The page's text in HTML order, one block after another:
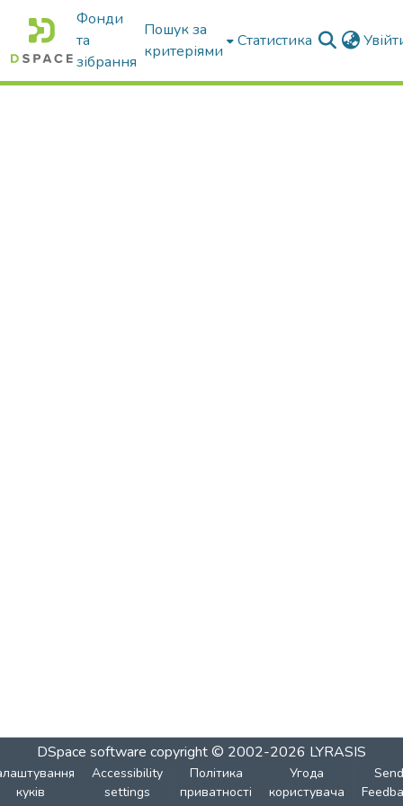
Фонди
та
зібрання
Пошук за
критеріями
Статистика
DSpace software copyright © 2002-2026 LYRASIS
куків
Accessibility
settings
Політика
приватності
Угода
користувача
Send